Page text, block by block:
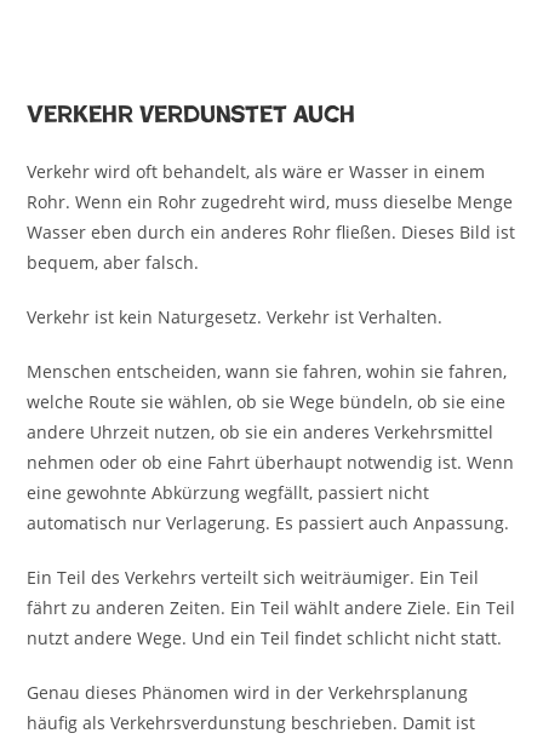
Verkehr verdunstet auch
Verkehr wird oft behandelt, als wäre er Wasser in einem
Rohr. Wenn ein Rohr zugedreht wird, muss dieselbe Menge
Wasser eben durch ein anderes Rohr fließen. Dieses Bild ist
bequem, aber falsch.
Verkehr ist kein Naturgesetz. Verkehr ist Verhalten.
Menschen entscheiden, wann sie fahren, wohin sie fahren,
welche Route sie wählen, ob sie Wege bündeln, ob sie eine
andere Uhrzeit nutzen, ob sie ein anderes Verkehrsmittel
nehmen oder ob eine Fahrt überhaupt notwendig ist. Wenn
eine gewohnte Abkürzung wegfällt, passiert nicht
automatisch nur Verlagerung. Es passiert auch Anpassung.
Ein Teil des Verkehrs verteilt sich weiträumiger. Ein Teil
fährt zu anderen Zeiten. Ein Teil wählt andere Ziele. Ein Teil
nutzt andere Wege. Und ein Teil findet schlicht nicht statt.
Genau dieses Phänomen wird in der Verkehrsplanung
häufig als Verkehrsverdunstung beschrieben. Damit ist